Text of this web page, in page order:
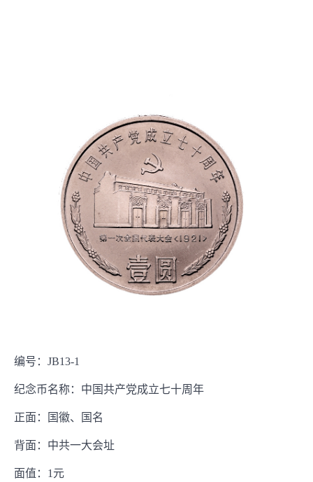
编号：JB13-1
纪念币名称：中国共产党成立七十周年
正面：国徽、国名
背面：中共一大会址
面值：1元